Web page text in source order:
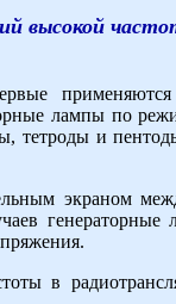
высокой
лампы по
тетроды и
экраном
в